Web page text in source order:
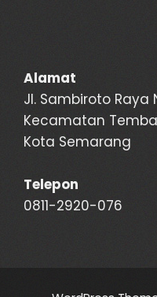
Alamat
Jl. Sambiroto Raya
Kecamatan
Kota Semarang
Telepon
0811-2920-076